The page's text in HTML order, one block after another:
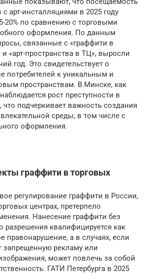
арт-инсталляциями в 2025 году
20% по сравнению с торговыми
оформления. По данным
связанные с «граффити в
«арт-пространства в ТЦ», выросли
год. Это свидетельствует о
потребителей к уникальным и
пространствам. В Минске, как
рост преступности в
что подчеркивает важность создания
среды, в том числе с
оформления.
граффити в торговых
регулирование граффити в России,
центрах, претерпело
Нанесение граффити без
разрешения квалифицируется как
правонарушение, а в случаях, если
запрещенную рекламу или
может повлечь за собой
ГАТИ Петербурга в 2025